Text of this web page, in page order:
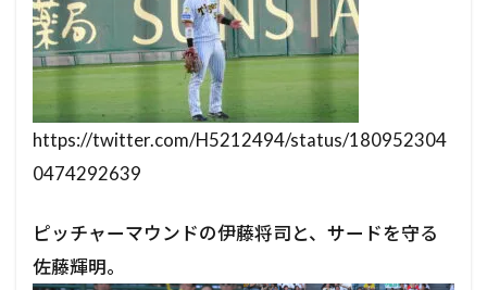
https://twitter.com/H5212494/status/180952304
0474292639
ピッチャーマウンドの伊藤将司と、サードを守る
佐藤輝明。